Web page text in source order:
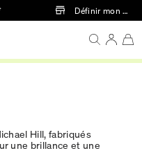
au contenu principal
Définir mon
Hill, fabriqués
une brillance et une